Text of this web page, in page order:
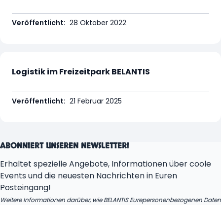
Veröffentlicht: 28 Oktober 2022
Logistik im Freizeitpark BELANTIS
Veröffentlicht: 21 Februar 2025
ABONNIERT UNSEREN NEWSLETTER!
Erhaltet spezielle Angebote, Informationen über coole
Events und die neuesten Nachrichten in Euren
Posteingang!
Weitere Informationen darüber, wie BELANTIS Eurepersonenbezogenen Daten